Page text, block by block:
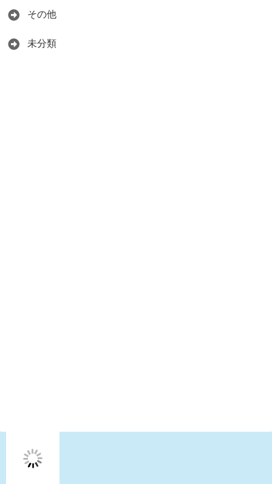
その他
未分類